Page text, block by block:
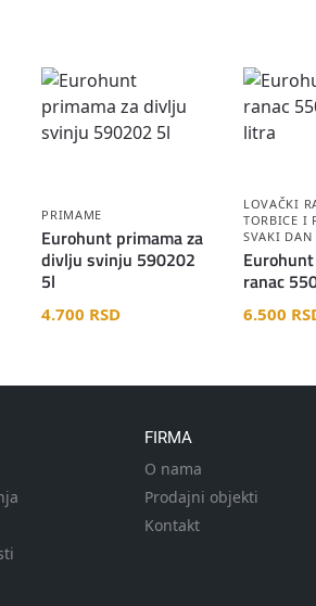
PRIMAME
Eurohunt primama za
divlju svinju 590202
5l
4.700 RSD
LOVAČKI
TORBICE I
SVAKI DAN
ranac
6.500
FIRMA
O nama
Prodajni objekti
Kontakt